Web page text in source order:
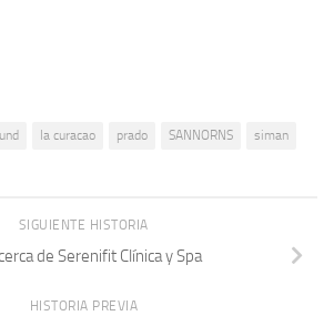
la curacao prado SANNORNS siman
SIGUIENTE HISTORIA
de Serenifit Clínica y Spa
HISTORIA PREVIA